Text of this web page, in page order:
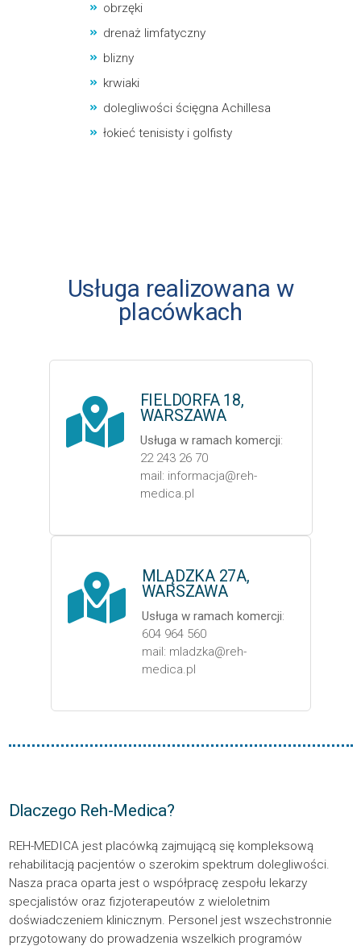
obrzęki
drenaż limfatyczny
blizny
krwiaki
dolegliwości ścięgna Achillesa
łokieć tenisisty i golfisty
Usługa realizowana w
placówkach
FIELDORFA 18,
WARSZAWA
Usługa w ramach komercji:
22 243 26 70
mail: informacja@reh-
medica.pl
MLĄDZKA 27A,
WARSZAWA
Usługa w ramach komercji:
604 964 560
mail: mladzka@reh-
medica.pl
Dlaczego Reh-Medica?
REH-MEDICA jest placówką zajmującą się kompleksową
rehabilitacją pacjentów o szerokim spektrum dolegliwości.
Nasza praca oparta jest o współpracę zespołu lekarzy
specjalistów oraz fizjoterapeutów z wieloletnim
doświadczeniem klinicznym. Personel jest wszechstronnie
przygotowany do prowadzenia wszelkich programów